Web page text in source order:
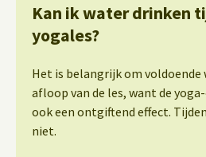
Kan ik water drinken
yogales?
Het is belangrijk om voldoende
afloop van de les, want de
ook een ontgiftend effect.
niet.